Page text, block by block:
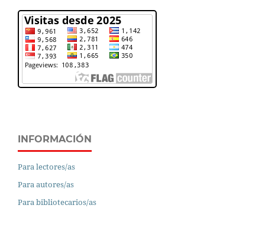
INFORMACIÓN
Para lectores/as
Para autores/as
Para bibliotecarios/as